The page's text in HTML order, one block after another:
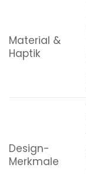
Material &
Haptik
Design-
Merkmale